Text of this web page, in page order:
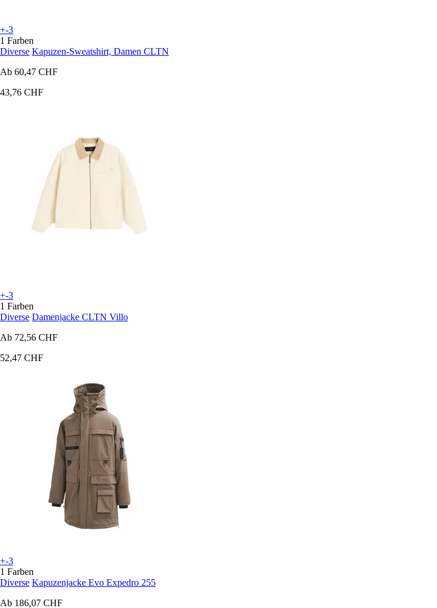
+-3
1 Farben
Diverse Kapuzen-Sweatshirt, Damen CLTN
Ab 60,47 CHF
43,76 CHF
+-3
1 Farben
Diverse Damenjacke CLTN Villo
Ab 72,56 CHF
52,47 CHF
+-3
1 Farben
Diverse Kapuzenjacke Evo Expedro 255
Ab 186,07 CHF